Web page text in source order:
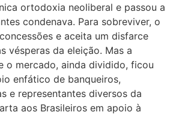
ortodoxia neoliberal e passou a
condenava. Para sobreviver, o
e aceita um disfarce
vésperas da eleição. Mas a
o mercado, ainda dividido, ficou
enfático de banqueiros,
e representantes diversos da
aos Brasileiros em apoio à